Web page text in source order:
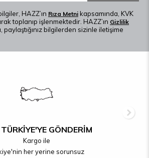
HAZZ’ın Rıza Metni kapsamında, KVK
toplanıp işlenmektedir. HAZZ’ın Gizlilik
paylaştığınız bilgilerden sizinle iletişime
GÖNDERİM
Kargo ile
her yerine sorunsuz